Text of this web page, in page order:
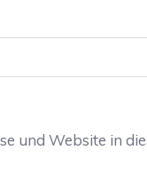
und Website in